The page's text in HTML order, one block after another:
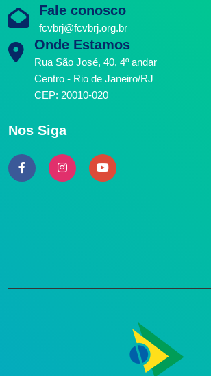
Fale conosco
fcvbrj@fcvbrj.org.br
Onde Estamos
Rua São José, 40, 4º andar
Centro - Rio de Janeiro/RJ
CEP: 20010-020
Nos Siga